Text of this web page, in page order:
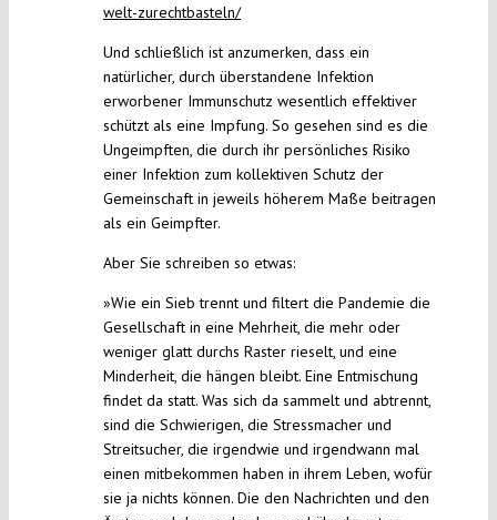
welt-zurechtbasteln/
Und schließlich ist anzumerken, dass ein
natürlicher, durch überstandene Infektion
erworbener Immunschutz wesentlich effektiver
schützt als eine Impfung. So gesehen sind es die
Ungeimpften, die durch ihr persönliches Risiko
einer Infektion zum kollektiven Schutz der
Gemeinschaft in jeweils höherem Maße beitragen
als ein Geimpfter.
Aber Sie schreiben so etwas:
»Wie ein Sieb trennt und filtert die Pandemie die
Gesellschaft in eine Mehrheit, die mehr oder
weniger glatt durchs Raster rieselt, und eine
Minderheit, die hängen bleibt. Eine Entmischung
findet da statt. Was sich da sammelt und abtrennt,
sind die Schwierigen, die Stressmacher und
Streitsucher, die irgendwie und irgendwann mal
einen mitbekommen haben in ihrem Leben, wofür
sie ja nichts können. Die den Nachrichten und den